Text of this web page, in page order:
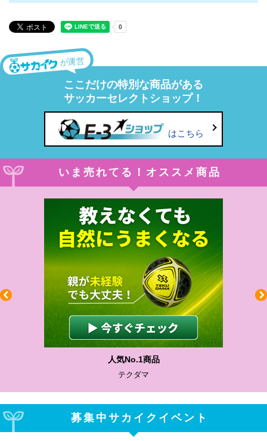
が運営
ここだけの特別な商品がある
サッカーセレクトショップ！
はこちら
いま売れてる！オススメ商品
わかりやすい質問に沿って書ける
サカイクサッカーノート
募集中サカイクイベント